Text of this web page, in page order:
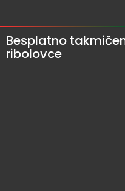
Besplatno
ribolovce